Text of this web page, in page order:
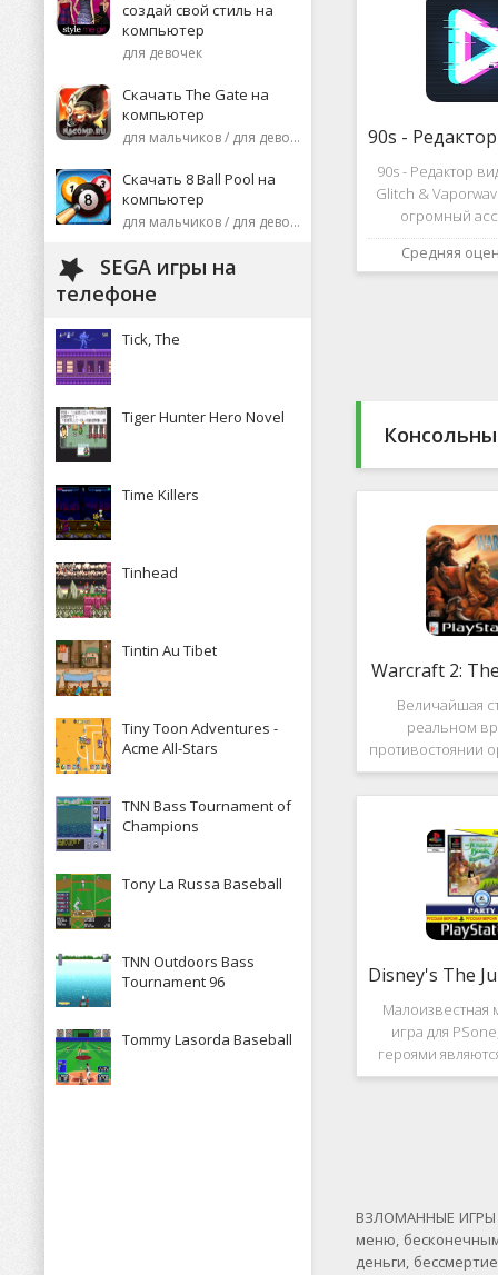
создай свой стиль на
компьютер
для девочек
Скачать The Gate на
компьютер
для мальчиков / для девочек
Скачать 8 Ball Pool на
компьютер
для мальчиков / для девочек
SEGA игры на
телефоне
Tick, The
Tiger Hunter Hero Novel
Time Killers
Tinhead
Tintin Au Tibet
Tiny Toon Adventures -
Acme All-Stars
TNN Bass Tournament of
Champions
Tony La Russa Baseball
TNN Outdoors Bass
Tournament 96
Tommy Lasorda Baseball
90s - Редактор
Glitch &
огромный
различных
дополнений к
Средняя
Warcraft 2:
Величайшая
реальном
противостоянии
Warcraft 2:
рассказывает
историю, в
за королевство
Малоизвестная
игра для
героями
"Книги
ВЗЛОМАННЫЕ ИГРЫ
меню,
деньги,